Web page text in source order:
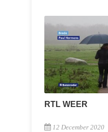
RTL WEER
12 December 2020